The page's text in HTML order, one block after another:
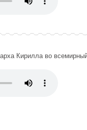
Кирилла во